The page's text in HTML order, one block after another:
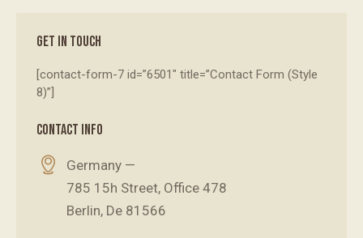
GET IN TOUCH
[contact-form-7 id=”6501″ title=”Contact Form (Style
8)”]
CONTACT INFO
Germany —
785 15h Street, Office 478
Berlin, De 81566